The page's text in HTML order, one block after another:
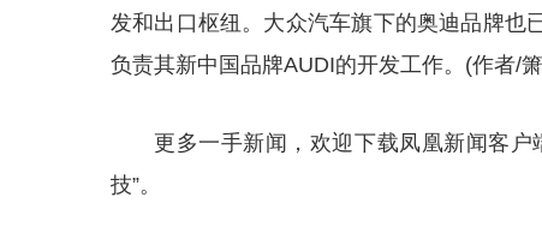
发和出口枢纽。大众汽车旗下的奥迪品牌也
负责其新中国品牌AUDI的开发工作。(作者/
更多一手新闻，欢迎下载凤凰新闻客
技”。